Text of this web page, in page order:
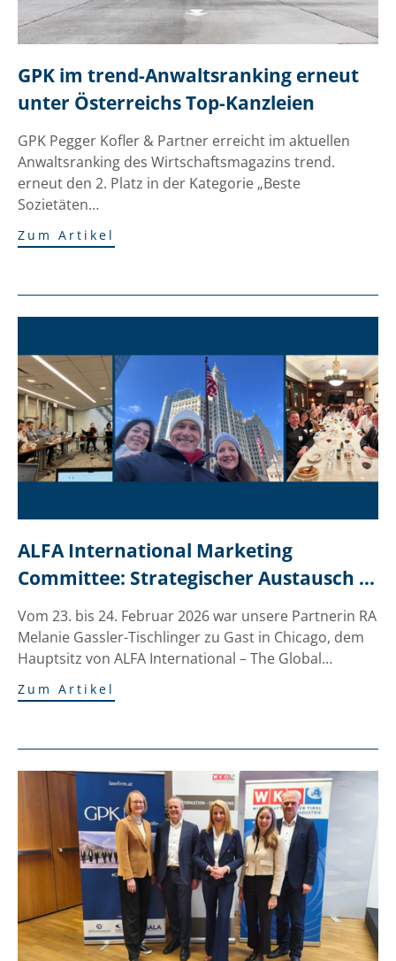
GPK im trend-Anwaltsranking erneut
unter Österreichs Top-Kanzleien
GPK Pegger Kofler & Partner erreicht im aktuellen
Anwaltsranking des Wirtschaftsmagazins trend.
erneut den 2. Platz in der Kategorie „Beste
Sozietäten…
Zum Artikel
ALFA International Marketing
Committee: Strategischer Austausch
in Chicago
Vom 23. bis 24. Februar 2026 war unsere Partnerin RA
Melanie Gassler-Tischlinger zu Gast in Chicago, dem
Hauptsitz von ALFA International – The Global…
Zum Artikel